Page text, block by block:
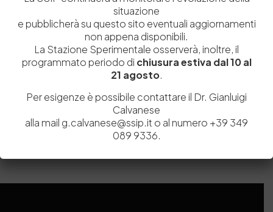
Salva il mio nome, email e sito web in questo browser per la
Post Comment
situazione
e pubblicherà su questo sito eventuali aggiornamenti
non appena disponibili.
La Stazione Sperimentale osserverà, inoltre, il
programmato periodo di chiusura estiva dal 10 al
21 agosto.
Per esigenze è possibile contattare il Dr. Gianluigi
Calvanese
alla mail g.calvanese@ssip.it o al numero +39 349
089 9336.